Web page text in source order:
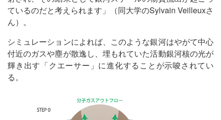
ているのだと考えられます」（同大学のSylvain Veilleuxさ
ん）。
シミュレーションによれば、このような銀河はやがて中心
付近のガスや塵が散逸し、埋もれていた活動銀河核の光が
輝き出す「クエーサー」に進化することが示唆されてい
る。